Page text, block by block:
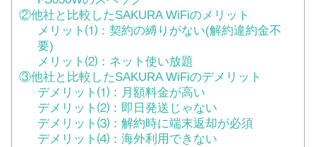
②他社と比較したSAKURA WiFiのメリット
メリット⑴：契約の縛りがない(解約違約金不
要)
メリット⑵：ネット使い放題
③他社と比較したSAKURA WiFiのデメリット
デメリット⑴：月額料金が高い
デメリット⑵：即日発送じゃない
デメリット⑶：解約時に端末返却が必須
デメリット⑷：海外利用できない